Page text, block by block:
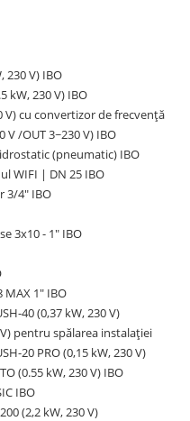
230 V) IBO
kW, 230 V) IBO
V) cu convertizor de frecvență
V /OUT 3~230 V) IBO
(pneumatic) IBO
WIFI | DN 25 IBO
3/4" IBO
3x10 - 1" IBO
1" IBO
40 (0,37 kW, 230 V)
pentru spălarea instalației
20 PRO (0,15 kW, 230 V)
(0.55 kW, 230 V) IBO
IBO
(2,2 kW, 230 V)